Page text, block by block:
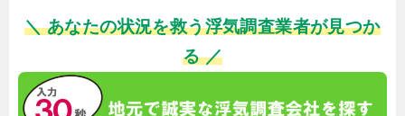
＼ あなたの状況を救う浮気調査業者が見つか
る ／